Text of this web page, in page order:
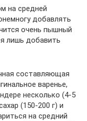
на средней
добавлять
очень пышный
лишь добавить
составляющая
варенье,
несколько (4-5
(150-200 г) и
на средний